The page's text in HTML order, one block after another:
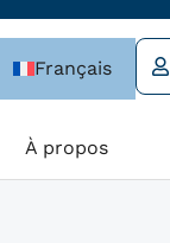
Français
À propos